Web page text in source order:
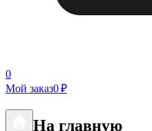
0
Мой заказ0 ₽
На главную